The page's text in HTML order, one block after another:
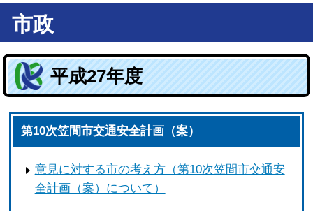
市政
平成27年度
第10次笠間市交通安全計画（案）
意見に対する市の考え方（第10次笠間市交通安
全計画（案）について）